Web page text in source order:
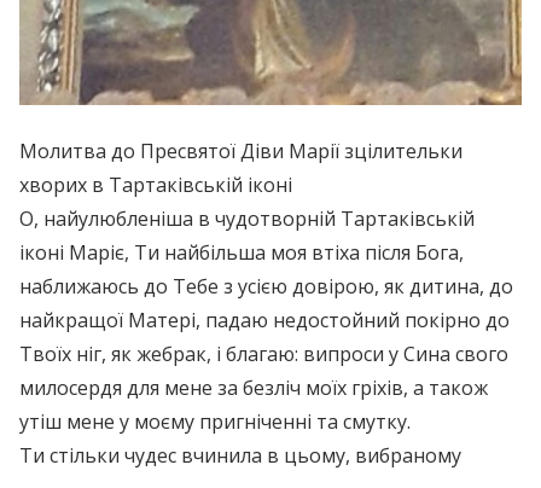
Молитва до Пресвятої Діви Марії зцілительки
хворих в Тартаківській іконі
О, найулюбленіша в чудотворній Тартаківській
іконі Маріє, Ти найбільша моя втіха після Бога,
наближаюсь до Тебе з усією довірою, як дитина, до
найкращої Матері, падаю недостойний покірно до
Твоїх ніг, як жебрак, і благаю: випроси у Сина свого
милосердя для мене за безліч моїх гріхів, а також
утіш мене у моєму пригніченні та смутку.
Ти стільки чудес вчинила в цьому, вибраному